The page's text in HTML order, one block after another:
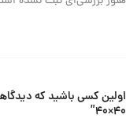
اولین کسی باشید که
۴۰×۴۰”